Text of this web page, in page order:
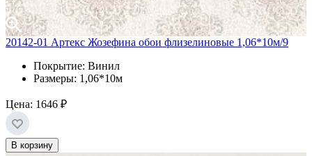
20142-01 Артекс Жозефина обои флизелиновые 1,06*10м/9
Покрытие: Винил
Размеры: 1,06*10м
Цена: 1646 ₽
В корзину